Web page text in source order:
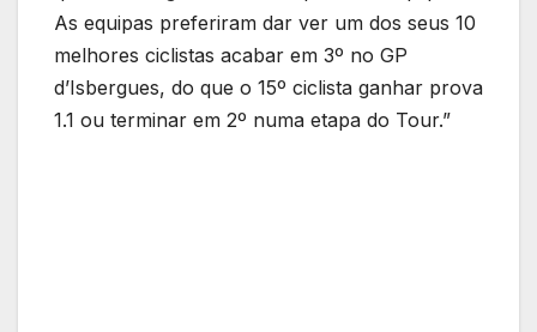
As equipas preferiram dar ver um dos seus 10
melhores ciclistas acabar em 3º no GP
d’Isbergues, do que o 15º ciclista ganhar prova
1.1 ou terminar em 2º numa etapa do Tour.”